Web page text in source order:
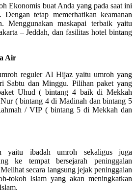
Ekonomis buat Anda yang pada saat ini
Dengan tetap memerhatikan keamanan
Menggunakan maskapai terbaik yaitu
– Jeddah, dan fasilitas hotel bintang
Air
reguler Al Hijaz yaitu umroh yang
Sabtu dan Minggu. Pilihan paket yang
Uhud ( bintang 4 baik di Mekkah
( bintang 4 di Madinah dan bintang 5
/ VIP ( bintang 5 di Mekkah dan
yaitu ibadah umroh sekaligus juga
ke tempat bersejarah peninggalan
secara langsung jejak peninggalan
tokoh Islam yang akan meningkatkan